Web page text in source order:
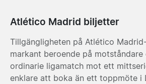
Atlético Madrid biljetter
Tillgängligheten på Atlético
markant beroende på motståndare
ordinarie ligamatch mot ett
enklare att boka än ett toppmöte i